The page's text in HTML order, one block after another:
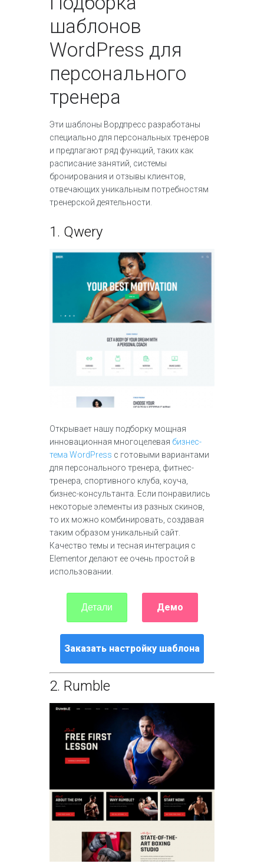
шаблонов
WordPress для
персонального
тренера
Эти шаблоны Вордпресс разработаны
специально для персональных тренеров
и предлагают ряд функций, таких как
расписание занятий, системы
бронирования и отзывы клиентов,
отвечающих уникальным потребностям
тренерской деятельности.
1. Qwery
Открывает нашу подборку мощная
инновационная многоцелевая бизнес-
тема WordPress с готовыми вариантами
для персонального тренера, фитнес-
тренера, спортивного клуба, коуча,
бизнес-консультанта. Если понравились
некоторые элементы из разных скинов,
то их можно комбинировать, создавая
таким образом уникальный сайт.
Качество темы и тесная интеграция с
Elementor делают ее очень простой в
использовании.
Детали Демо
Заказать настройку шаблона
2. Rumble